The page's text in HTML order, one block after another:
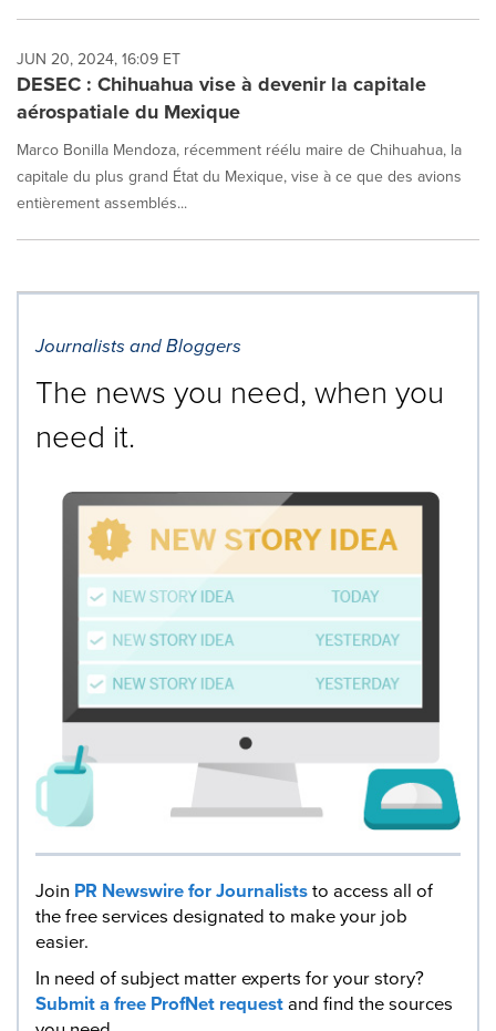
JUN 20, 2024, 16:09 ET
DESEC : Chihuahua vise à devenir la capitale
aérospatiale du Mexique
Marco Bonilla Mendoza, récemment réélu maire de Chihuahua, la
capitale du plus grand État du Mexique, vise à ce que des avions
entièrement assemblés...
Journalists and Bloggers
The news you need, when you
need it.
Join PR Newswire for Journaliststo access all of
the free services designated to make your job
easier.
In need of subject matter experts for your story?
Submit a free ProfNet requestand find the sources